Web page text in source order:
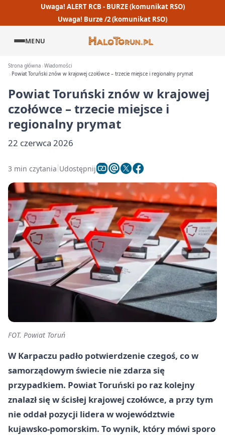
Uwaga! ALERT RCB - BURZE (komunikat RSO)
Uwaga! Burze /2 (komunikat RSO)
MENU
Strona główna Wiadomości
Powiat Toruński znów w krajowej czołówce – trzecie miejsce i regionalny prymat
Powiat Toruński znów w krajowej
czołówce – trzecie miejsce i
regionalny prymat
22 czerwca 2026
3 min czytania Udostępnij
FOT. Powiat Toruń
W Karpaczu padło potwierdzenie czegoś, co w
samorządowym świecie nie zdarza się
przypadkiem. Powiat Toruński po raz kolejny
znalazł się w ścisłej krajowej czołówce, a przy tym
nie oddał pozycji lidera w województwie
kujawsko-pomorskim. To wynik, który mówi sporo